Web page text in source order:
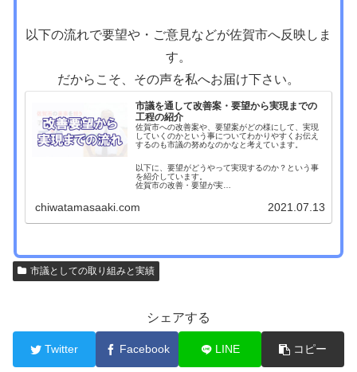
以下の流れで要望や・ご意見などが佐賀市へ反映しま
す。
だからこそ、その声を私へお届け下さい。
市議を通して改善案・要望から実現までの
工程の紹介
佐賀市への改善案や、要望案がどの様にして、実現
していくのかという事についてわかりやすくお伝え
するのも市議の努めなのかなと考えています。
以下に、要望がどうやって実現するのか？という事
を紹介しています。
佐賀市の改善・要望が実…
chiwatamasaaki.com 2021.07.13
市議としての取り組みと実績
シェアする
Twitter Facebook LINE コピー